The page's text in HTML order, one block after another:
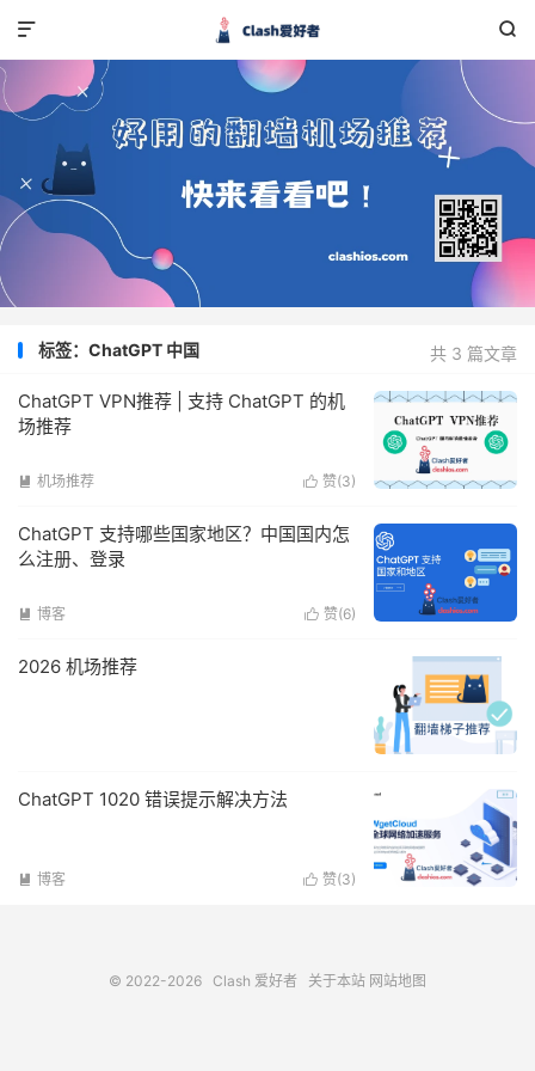


共 3 篇文章
标签：ChatGPT 中国
ChatGPT VPN推荐 | 支持 ChatGPT 的机
场推荐
 赞(3)
 机场推荐
ChatGPT 支持哪些国家地区？中国国内怎
么注册、登录
 赞(6)
 博客
2026 机场推荐
ChatGPT 1020 错误提示解决方法
 赞(3)
 博客
© 2022-2026 Clash 爱好者 关于本站 网站地图